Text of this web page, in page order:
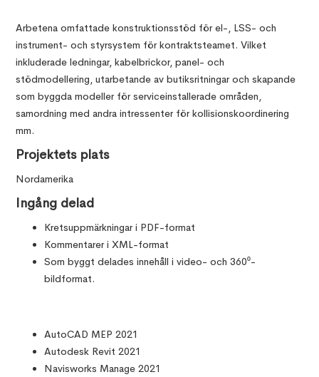
Arbetena omfattade konstruktionsstöd för el-, LSS- och
instrument- och styrsystem för kontraktsteamet. Vilket
inkluderade ledningar, kabelbrickor, panel- och
stödmodellering, utarbetande av butiksritningar och skapande
som byggda modeller för serviceinstallerade områden,
samordning med andra intressenter för kollisionskoordinering
mm.
Projektets plats
Nordamerika
Ingång delad
Kretsuppmärkningar i PDF-format
Kommentarer i XML-format
Som byggt delades innehåll i video- och 360⁰-
bildformat.
AutoCAD MEP 2021
Autodesk Revit 2021
Navisworks Manage 2021